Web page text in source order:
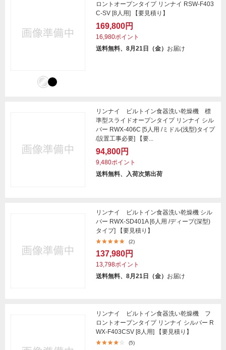
ロントオープンタイプ リンナイ RSW-F403
C-SV [8人用] 【要見積り】
169,800円
16,980ポイント
送料無料、8月21日（金） お届け
リンナイ ビルトイン食器洗い乾燥機 標
準型スライドオープンタイプ リンナイ シル
バー RWX-406C [5人用 /ミドル(浅型)タイプ
/設置工事必要] 【要...
94,800円
9,480ポイント
送料無料、入荷次第出荷
リンナイ ビルトイン食器洗い乾燥機 シル
バー RWX-SD401A [6人用 /ディープ(深型)
タイプ] 【要見積り】
(2)
137,980円
13,798ポイント
送料無料、8月21日（金） お届け
リンナイ ビルトイン食器洗い乾燥機 フ
ロントオープンタイプ リンナイ シルバー R
WX-F403CSV [8人用] 【要見積り】
(5)